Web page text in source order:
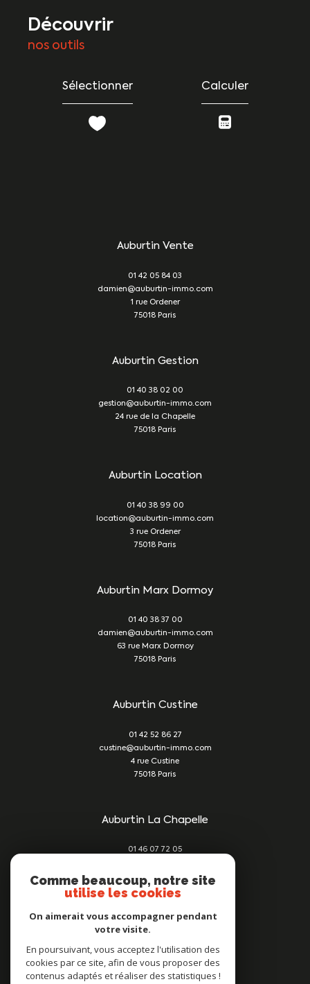
découvrir
nos outils
Sélectionner Calculer
Auburtin Vente
01 42 05 84 03
damien@auburtin-immo.com
1 rue Ordener
75018
Paris
Auburtin Gestion
01 40 38 02 00
gestion@auburtin-immo.com
24 rue de la Chapelle
75018
Paris
Auburtin Location
01 40 38 99 00
location@auburtin-immo.com
3 rue Ordener
75018
Paris
Auburtin Marx Dormoy
01 40 38 37 00
damien@auburtin-immo.com
63 rue Marx Dormoy
75018
Paris
Auburtin Custine
01 42 52 86 27
custine@auburtin-immo.com
4 rue Custine
75018
Paris
Auburtin La Chapelle
01 46 07 72 05
209 rue du Faubourg St Denis
75010 Paris
Nous suivre sur
Comme beaucoup, notre site
utilise les cookies
On aimerait vous accompagner pendant
votre visite.
En poursuivant, vous acceptez l'utilisation des
cookies par ce site, afin de vous proposer des
contenus adaptés et réaliser des statistiques !